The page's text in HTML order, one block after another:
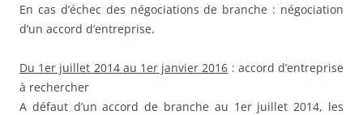
En cas d’échec des négociations de branche : négociation
d’un accord d’entreprise.
Du 1er juillet 2014 au 1er janvier 2016 : accord d’entreprise
à rechercher
A défaut d’un accord de branche au 1er juillet 2014, les